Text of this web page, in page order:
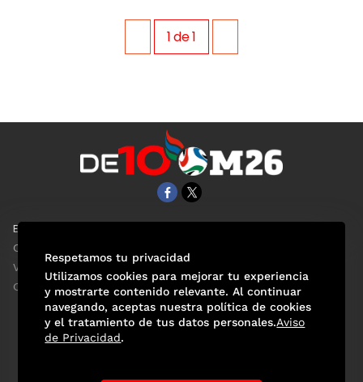
1de1
EL UNIVERSAL
Clase
ViveUSA
Confabulario
Respetamos tu privacidad
Utilizamos cookies para mejorar tu experiencia
y mostrarte contenido relevante. Al continuar
navegando, aceptas nuestra política de cookies
y el tratamiento de tus datos personales.Aviso
de Privacidad.